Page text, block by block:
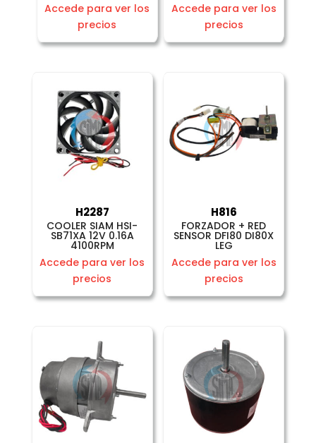
Accede para ver los
precios
Accede para ver los
precios
H2287
COOLER SIAM HSI-
SB71XA 12V 0.16A
4100RPM
Accede para ver los
precios
H816
FORZADOR + RED
SENSOR DFI80 DI80X
LEG
Accede para ver los
precios